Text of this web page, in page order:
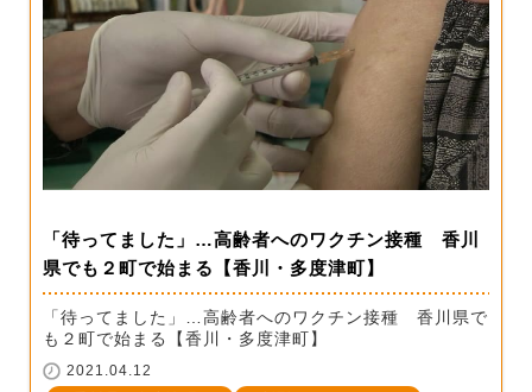
「待ってました」…高齢者へのワクチン接種 香川
県でも２町で始まる【香川・多度津町】
「待ってました」…高齢者へのワクチン接種 香川県で
も２町で始まる【香川・多度津町】
2021.04.12